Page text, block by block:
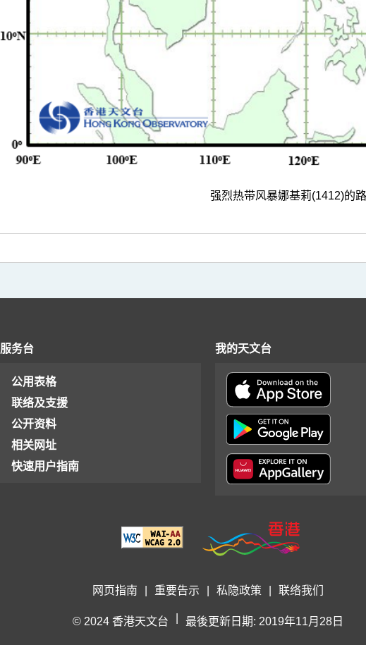
强烈热带风暴娜基莉(1412)的
服务台
公用表格
联络及支援
公开资料
相关网址
快速用户指南
我的天文台
网页指南 重要告示 私隐政策 联络我们
© 2024 香港天文台 最後更新日期: 2019年11月28日